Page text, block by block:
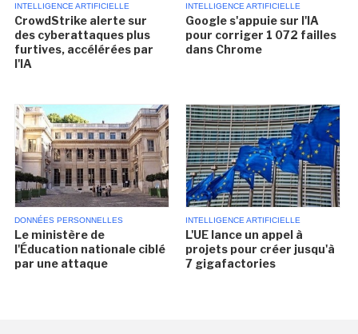
INTELLIGENCE ARTIFICIELLE
CrowdStrike alerte sur
des cyberattaques plus
furtives, accélérées par
l'IA
INTELLIGENCE ARTIFICIELLE
Google s'appuie sur l'IA
pour corriger 1 072 failles
dans Chrome
DONNÉES PERSONNELLES
Le ministère de
l'Éducation nationale ciblé
par une attaque
INTELLIGENCE ARTIFICIELLE
L'UE lance un appel à
projets pour créer jusqu'à
7 gigafactories